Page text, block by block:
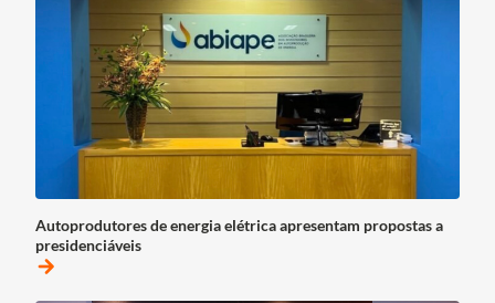
Autoprodutores de energia elétrica apresentam propostas a
presidenciáveis
arrow_forward